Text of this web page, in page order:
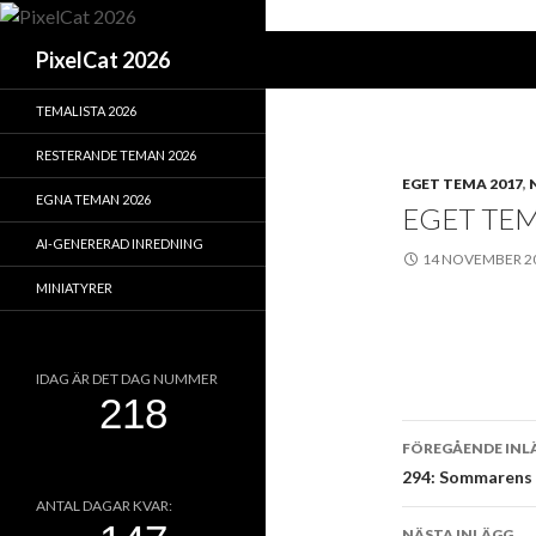
PixelCat 2026
EGET TEMA 2017,
EGET
14 NOVEMBER
FÖREGÅENDE
294:
TEMALISTA 2026
RESTERANDE TEMAN 2026
EGNA TEMAN 2026
AI-GENERERAD INREDNING
MINIATYRER
IDAG ÄR DET DAG NUMMER
ANTAL DAGAR KVAR: